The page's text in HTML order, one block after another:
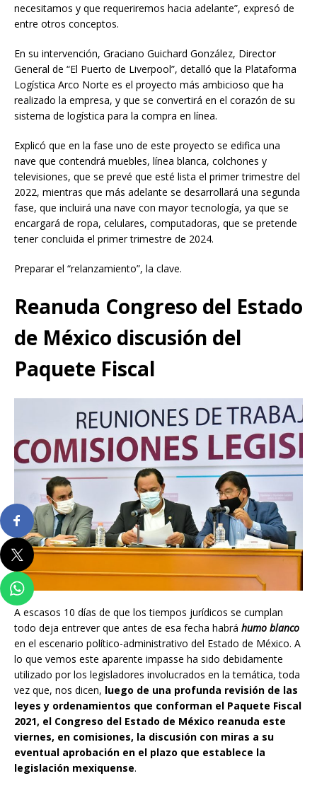
necesitamos y que requeriremos hacia adelante”, expresó de
entre otros conceptos.
En su intervención, Graciano Guichard González, Director
General de “El Puerto de Liverpool”, detalló que la Plataforma
Logística Arco Norte es el proyecto más ambicioso que ha
realizado la empresa, y que se convertirá en el corazón de su
sistema de logística para la compra en línea.
Explicó que en la fase uno de este proyecto se edifica una
nave que contendrá muebles, línea blanca, colchones y
televisiones, que se prevé que esté lista el primer trimestre del
2022, mientras que más adelante se desarrollará una segunda
fase, que incluirá una nave con mayor tecnología, ya que se
encargará de ropa, celulares, computadoras, que se pretende
tener concluida el primer trimestre de 2024.
Preparar el “relanzamiento”, la clave.
Reanuda Congreso del Estado
de México discusión del
Paquete Fiscal
A escasos 10 días de que los tiempos jurídicos se cumplan
todo deja entrever que antes de esa fecha habrá humo blanco
en el escenario político-administrativo del Estado de México. A
lo que vemos este aparente impasse ha sido debidamente
utilizado por los legisladores involucrados en la temática, toda
vez que, nos dicen, luego de una profunda revisión de las
leyes y ordenamientos que conforman el Paquete Fiscal
2021, el Congreso del Estado de México reanuda este
viernes, en comisiones, la discusión con miras a su
eventual aprobación en el plazo que establece la
legislación mexiquense.